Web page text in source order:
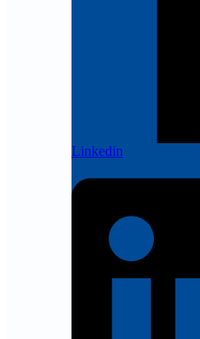
Linkedin